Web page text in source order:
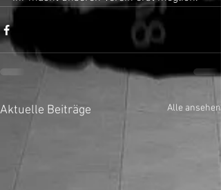
Aktuelle Beiträge Alle ansehen